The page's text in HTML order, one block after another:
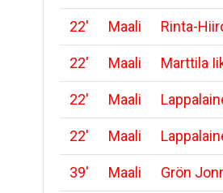
22' Maali Rinta-
22' Maali Marttila
22' Maali
22' Maali
39' Maali Grön